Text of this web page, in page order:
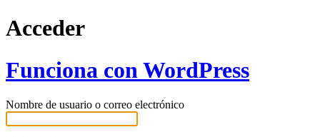
Acceder
Funciona con WordPress
Nombre de usuario o correo electrónico